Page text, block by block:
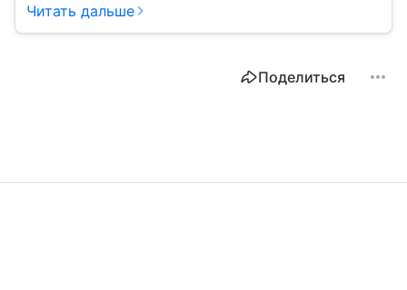
Читать дальше
Поделиться